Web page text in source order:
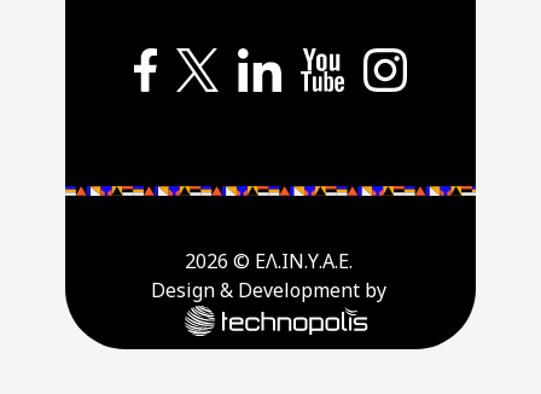
2026 © ΕΛ.ΙΝ.Υ.Α.Ε.
Design & Development by